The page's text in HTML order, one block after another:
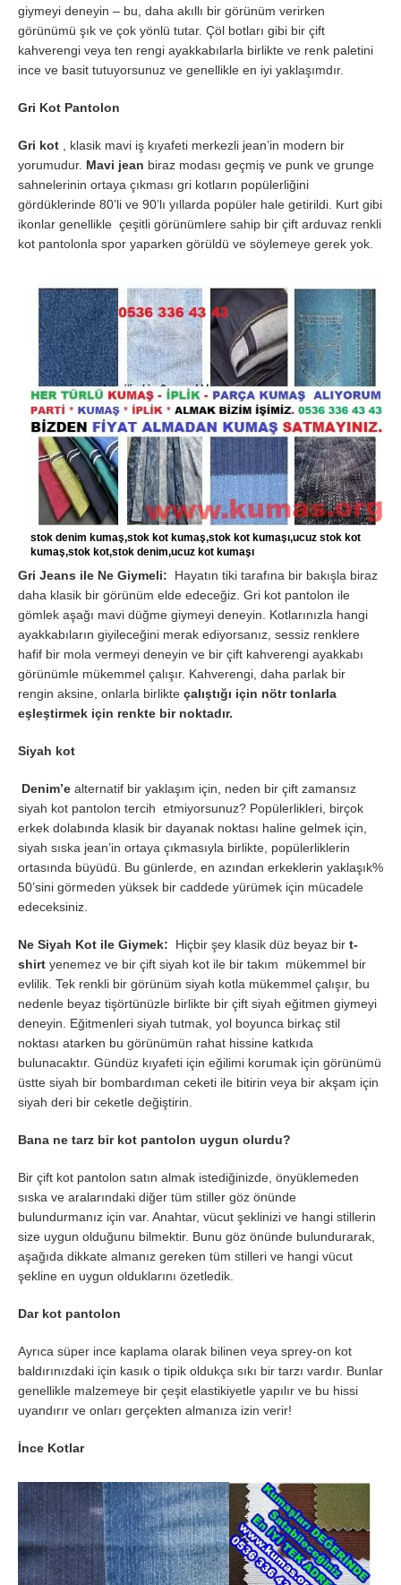
giymeyi deneyin – bu, daha akıllı bir görünüm verirken
görünümü şık ve çok yönlü tutar. Çöl botları gibi bir çift
kahverengi veya ten rengi ayakkabılarla birlikte ve renk paletini
ince ve basit tutuyorsunuz ve genellikle en iyi yaklaşımdır.
Gri Kot Pantolon
Gri kot , klasik mavi iş kıyafeti merkezli jean’in modern bir
yorumudur. Mavi jean biraz modası geçmiş ve punk ve grunge
sahnelerinin ortaya çıkması gri kotların popülerliğini
gördüklerinde 80’li ve 90’lı yıllarda popüler hale getirildi. Kurt gibi
ikonlar genellikle çeşitli görünümlere sahip bir çift arduvaz renkli
kot pantolonla spor yaparken görüldü ve söylemeye gerek yok.
stok denim kumaş,stok kot kumaş,stok kot kumaşı,ucuz stok kot
kumaş,stok kot,stok denim,ucuz kot kumaşı
Gri Jeans ile Ne Giymeli: Hayatın tiki tarafına bir bakışla biraz
daha klasik bir görünüm elde edeceğiz. Gri kot pantolon ile
gömlek aşağı mavi düğme giymeyi deneyin. Kotlarınızla hangi
ayakkabıların giyileceğini merak ediyorsanız, sessiz renklere
hafif bir mola vermeyi deneyin ve bir çift kahverengi ayakkabı
görünümle mükemmel çalışır. Kahverengi, daha parlak bir
rengin aksine, onlarla birlikte çalıştığı için nötr tonlarla
eşleştirmek için renkte bir noktadır.
Siyah kot
Denim’e alternatif bir yaklaşım için, neden bir çift zamansız
siyah kot pantolon tercih etmiyorsunuz? Popülerlikleri, birçok
erkek dolabında klasik bir dayanak noktası haline gelmek için,
siyah sıska jean’in ortaya çıkmasıyla birlikte, popülerliklerin
ortasında büyüdü. Bu günlerde, en azından erkeklerin yaklaşık%
50’sini görmeden yüksek bir caddede yürümek için mücadele
edeceksiniz.
Ne Siyah Kot ile Giymek: Hiçbir şey klasik düz beyaz bir t-
shirt yenemez ve bir çift siyah kot ile bir takım mükemmel bir
evlilik. Tek renkli bir görünüm siyah kotla mükemmel çalışır, bu
nedenle beyaz tişörtünüzle birlikte bir çift siyah eğitmen giymeyi
deneyin. Eğitmenleri siyah tutmak, yol boyunca birkaç stil
noktası atarken bu görünümün rahat hissine katkıda
bulunacaktır. Gündüz kıyafeti için eğilimi korumak için görünümü
üstte siyah bir bombardıman ceketi ile bitirin veya bir akşam için
siyah deri bir ceketle değiştirin.
Bana ne tarz bir kot pantolon uygun olurdu?
Bir çift kot pantolon satın almak istediğinizde, önyüklemeden
sıska ve aralarındaki diğer tüm stiller göz önünde
bulundurmanız için var. Anahtar, vücut şeklinizi ve hangi stillerin
size uygun olduğunu bilmektir. Bunu göz önünde bulundurarak,
aşağıda dikkate almanız gereken tüm stilleri ve hangi vücut
şekline en uygun olduklarını özetledik.
Dar kot pantolon
Ayrıca süper ince kaplama olarak bilinen veya sprey-on kot
baldırınızdaki için kasık o tipik oldukça sıkı bir tarzı vardır. Bunlar
genellikle malzemeye bir çeşit elastikiyetle yapılır ve bu hissi
uyandırır ve onları gerçekten almanıza izin verir!
İnce Kotlar